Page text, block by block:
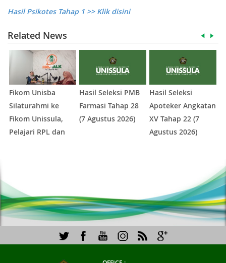
Hasil Psikotes Tahap 1 >> Klik disini
Related News
Fikom Unisba
Silaturahmi ke
Fikom Unissula,
Pelajari RPL dan
Hasil Seleksi PMB
Farmasi Tahap 28
(7 Agustus 2026)
Hasil Seleksi
Apoteker Angkatan
XV Tahap 22 (7
Agustus 2026)